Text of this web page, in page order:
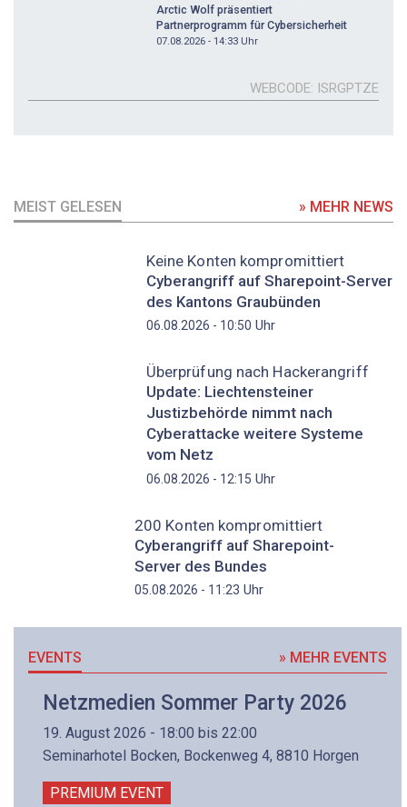
Arctic Wolf präsentiert
Partnerprogramm für Cybersicherheit
07.08.2026 - 14:33 Uhr
WEBCODE ISRGPTZE
MEIST GELESEN » MEHR NEWS
Keine Konten kompromittiert
Cyberangriff auf Sharepoint-Server
des Kantons Graubünden
06.08.2026 - 10:50 Uhr
Überprüfung nach Hackerangriff
Update: Liechtensteiner
Justizbehörde nimmt nach
Cyberattacke weitere Systeme
vom Netz
06.08.2026 - 12:15 Uhr
200 Konten kompromittiert
Cyberangriff auf Sharepoint-
Server des Bundes
05.08.2026 - 11:23 Uhr
EVENTS » MEHR EVENTS
Netzmedien Sommer Party 2026
19. August 2026 - 18:00 bis 22:00
Seminarhotel Bocken, Bockenweg 4, 8810 Horgen
PREMIUM EVENT